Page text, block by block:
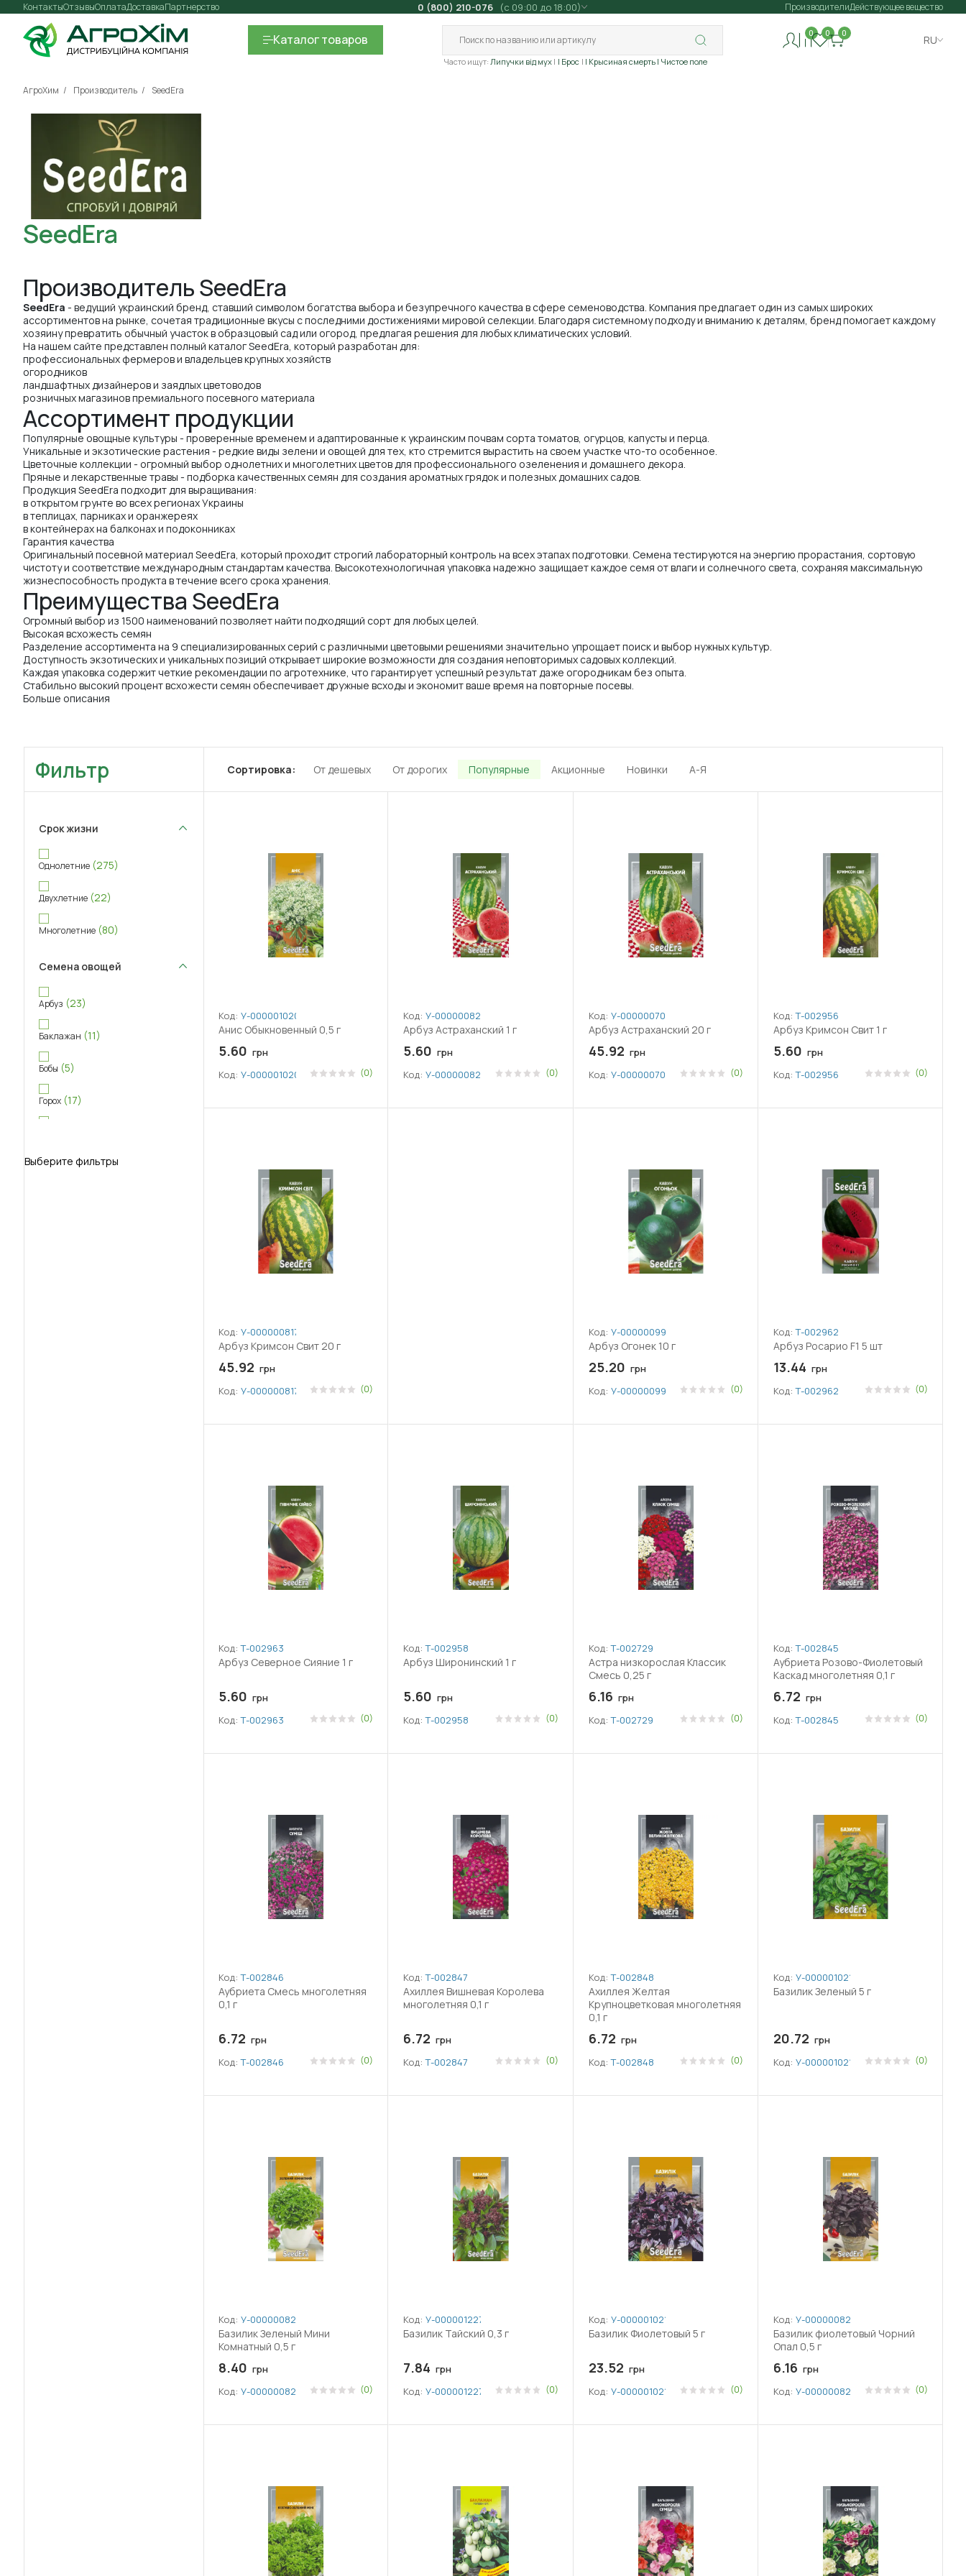
Контакты Оплата
Отзывы ДоставкаПартнерство 0 (800) 210-076 (с 09:00 до 18:00) ПроизводителиДействующее вещество
Каталогтоваров
Часто ищут: Липучки від мух | Брос | Крысиная смерть | Чистое поле
0 0 0
RU
АгроХим Производитель SeedEra
SeedEra
Производитель SeedEra
SeedEra - ведущий украинский бренд, ставший символом богатства выбора и безупречного качества в сфере семеноводства. Компания предлагает один из самых широких
ассортиментов на рынке, сочетая традиционные вкусы с последними достижениями мировой селекции. Благодаря системному подходу и вниманию к деталям, бренд помогает каждому
хозяину превратить обычный участок в образцовый сад или огород, предлагая решения для любых климатических условий.
На нашем сайте представлен полный каталог SeedEra, который разработан для:
профессиональных фермеров и владельцев крупных хозяйств
огородников
ландшафтных дизайнеров и заядлых цветоводов
розничных магазинов премиального посевного материала
Ассортимент продукции
Популярные овощные культуры - проверенные временем и адаптированные к украинским почвам сорта томатов, огурцов, капусты и перца.
Уникальные и экзотические растения - редкие виды зелени и овощей для тех, кто стремится вырастить на своем участке что-то особенное.
Цветочные коллекции - огромный выбор однолетних и многолетних цветов для профессионального озеленения и домашнего декора.
Пряные и лекарственные травы - подборка качественных семян для создания ароматных грядок и полезных домашних садов.
Продукция SeedEra подходит для выращивания:
в открытом грунте во всех регионах Украины
в теплицах, парниках и оранжереях
в контейнерах на балконах и подоконниках
Гарантия качества
Оригинальный посевной материал SeedEra, который проходит строгий лабораторный контроль на всех этапах подготовки. Семена тестируются на энергию прорастания, сортовую
чистоту и соответствие международным стандартам качества. Высокотехнологичная упаковка надежно защищает каждое семя от влаги и солнечного света, сохраняя максимальную
жизнеспособность продукта в течение всего срока хранения.
Преимущества SeedEra
Огромный выбор из 1500 наименований позволяет найти подходящий сорт для любых целей.
Высокая всхожесть семян
Разделение ассортимента на 9 специализированных серий с различными цветовыми решениями значительно упрощает поиск и выбор нужных культур.
Доступность экзотических и уникальных позиций открывает широкие возможности для создания неповторимых садовых коллекций.
Каждая упаковка содержит четкие рекомендации по агротехнике, что гарантирует успешный результат даже огородникам без опыта.
Стабильно высокий процент всхожести семян обеспечивает дружные всходы и экономит ваше время на повторные посевы.
Больше описания
Фильтр
Срок жизни
Однолетние (275)
Двухлетние (22)
Многолетние (80)
Семена овощей
Арбуз (23)
Баклажан (11)
Бобы (5)
Горох (17)
Кабачок (43)
Выберите фильтры
Сортировка: От дешевых От дорогих Популярные Акционные Новинки А-Я
Код: У-0000010209
Анис Обыкновенный 0,5 г
5.60 грн
Код: У-0000010209 (0)
Код: У-0000008206
Арбуз Астраханский 1 г
5.60 грн
Код: У-0000008206 (0)
Код: У-0000007064
Арбуз Астраханский 20 г
45.92 грн
Код: У-0000007064 (0)
Код: Т-002956
Арбуз Кримсон Свит 1 г
5.60 грн
Код: Т-002956 (0)
Код: У-0000008179
Арбуз Кримсон Свит 20 г
45.92 грн
Код: У-0000008179 (0)
Код: У-0000009998
Арбуз Огонек 10 г
25.20 грн
Код: У-0000009998 (0)
Код: Т-002962
Арбуз Росарио F1 5 шт
13.44 грн
Код: Т-002962 (0)
Код: Т-002963
Арбуз Северное Сияние 1 г
5.60 грн
Код: Т-002963 (0)
Код: Т-002958
Арбуз Широнинский 1 г
5.60 грн
Код: Т-002958 (0)
Код: Т-002729
Астра низкорослая Классик
Смесь 0,25 г
6.16 грн
Код: Т-002729 (0)
Код: Т-002845
Аубриета Розово-Фиолетовый
Каскад многолетняя 0,1 г
6.72 грн
Код: Т-002845 (0)
Код: Т-002846
Аубриета Смесь многолетняя
0,1 г
6.72 грн
Код: Т-002846 (0)
Код: Т-002847
Ахиллея Вишневая Королева
многолетняя 0,1 г
6.72 грн
Код: Т-002847 (0)
Код: Т-002848
Ахиллея Желтая
Крупноцветковая многолетняя
0,1 г
6.72 грн
Код: Т-002848 (0)
Код: У-0000010210
Базилик Зеленый 5 г
20.72 грн
Код: У-0000010210 (0)
Код: У-0000008224
Базилик Зеленый Мини
Комнатный 0,5 г
8.40 грн
Код: У-0000008224 (0)
Код: У-0000012277
Базилик Тайский 0,3 г
7.84 грн
Код: У-0000012277 (0)
Код: У-0000010213
Базилик Фиолетовый 5 г
23.52 грн
Код: У-0000010213 (0)
Код: У-0000008225
Базилик фиолетовый Чорний
Опал 0,5 г
6.16 грн
Код: У-0000008225 (0)